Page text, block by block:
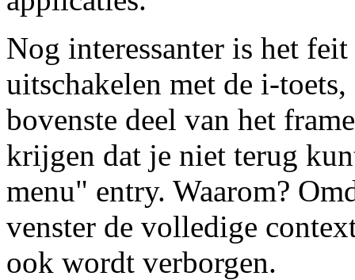
Nog interessanter is het
uitschakelen met de i-
bovenste deel van het
krijgen dat je niet terug
menu" entry. Waarom?
venster de volledige
ook wordt verborgen.